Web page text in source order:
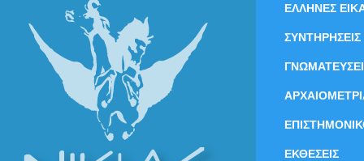
ΕΛΛΗΝΕΣ
ΣΥΝΤΗΡΗΣΕΙΣ
ΕΚΘΕΣΕΙΣ